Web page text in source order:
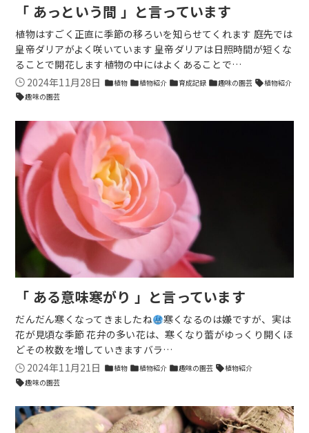
「 あっという間 」と言っています
植物はすごく正直に季節の移ろいを知らせてくれます 庭先では
皇帝ダリアがよく咲いています 皇帝ダリアは日照時間が短くな
ることで開花します植物の中にはよくあることで…
2024年11月28日 folder植物 folder植物紹介 folder育成記録 folder趣味の園芸 sell植物紹介
sell趣味の園芸
「 ある意味寒がり 」と言っています
だんだん寒くなってきましたね
寒くなるのは嫌ですが、実は
花が見頃な季節 花弁の多い花は、寒くなり蕾がゆっくり開くほ
どその枚数を増していきますバラ…
2024年11月21日 folder植物 folder植物紹介 folder趣味の園芸 sell植物紹介
sell趣味の園芸